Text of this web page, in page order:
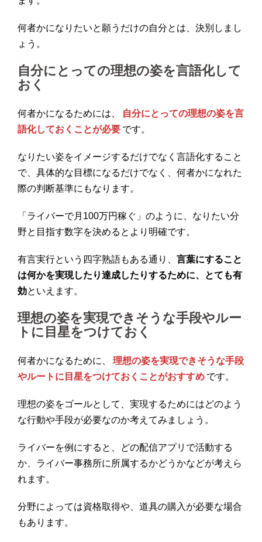
何者かになりたいと願うだけの自分とは、決別しまし
ょう。
自分にとっての理想の姿を言語化して
おく
何者かになるためには、
自分にとっての理想の姿を言
語化しておくことが必要 です。
なりたい姿をイメージするだけでなく言語化すること
で、具体的な目標になるだけでなく、何者かになれた
際の判断基準にもなります。
「ライバーで月100万円稼ぐ」のように、なりたい分
野と目指す数字を決めるとより明確です。
有言実行という四字熟語もある通り、 言葉にすること
は何かを実現したり達成したりするために、とても有
効といえます。
理想の姿を実現できそうな手段やルー
トに目星をつけておく
何者かになるために、
理想の姿を実現できそうな手段
やルートに目星をつけておくことがおすすめ です。
理想の姿をゴールとして、実現するためにはどのよう
な行動や手段が必要なのか考えてみましょう。
ライバーを例にすると、どの配信アプリで活動する
か、ライバー事務所に所属するかどうかなどが考えら
れます。
分野によっては資格取得や、道具の購入が必要な場合
もあります。